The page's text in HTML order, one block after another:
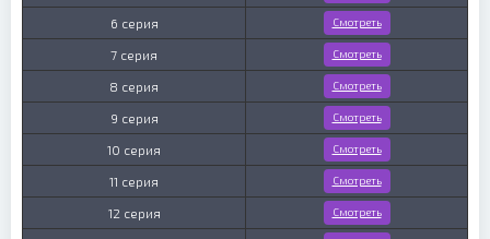
6 серия Смотреть
7 серия Смотреть
8 серия Смотреть
9 серия Смотреть
10 серия Смотреть
11 серия Смотреть
12 серия Смотреть